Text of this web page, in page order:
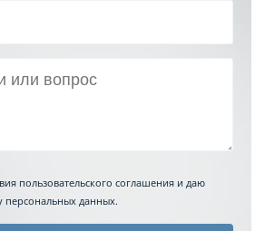
пользовательского соглашения и даю
персональных данных.